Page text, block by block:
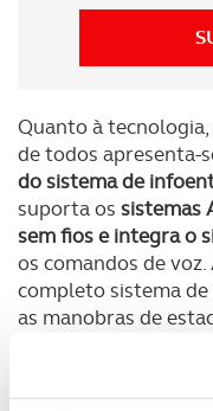
Quanto à
de todos apresenta-
do sistema de
suporta os sistemas
sem fios e integra o
os comandos de
completo sistema
as manobras de